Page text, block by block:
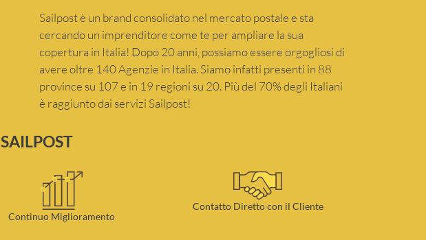
Sailpost è un brand consolidato nel mercato postale e sta
cercando un imprenditore come te per ampliare la sua
copertura in Italia! Dopo 20 anni, possiamo essere orgogliosi di
avere oltre 140 Agenzie in Italia. Siamo infatti presenti in 88
province su 107 e in 19 regioni su 20. Più del 70% degli Italiani
è raggiunto dai servizi Sailpost!
SAILPOST
Continuo Miglioramento
Contatto Diretto con il Cliente